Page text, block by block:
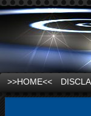
>>HOME<<